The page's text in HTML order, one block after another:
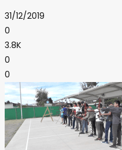
31/12/2019
0
3.8K
0
0